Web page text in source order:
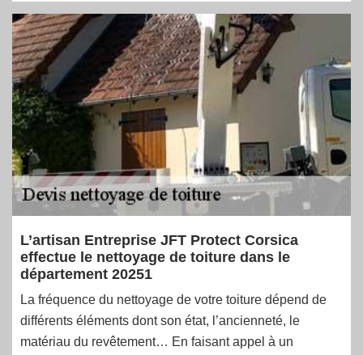
L’artisan Entreprise JFT Protect Corsica
effectue le nettoyage de toiture dans le
département 20251
La fréquence du nettoyage de votre toiture dépend de
différents éléments dont son état, l’ancienneté, le
matériau du revêtement… En faisant appel à un